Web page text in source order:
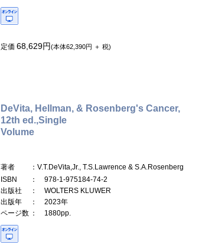
定価 68,629円(本体62,390円 ＋ 税)
DeVita, Hellman, & Rosenberg's Cancer,
12th ed.,Single
Volume
著者
：V.T.DeVita,Jr., T.S.Lawrence & S.A.Rosenberg
ISBN
： 978-1-975184-74-2
出版社
： WOLTERS KLUWER
出版年
： 2023年
ページ数 ： 1880pp.